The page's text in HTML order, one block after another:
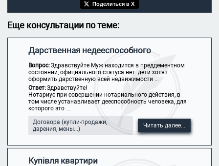
Поделиться в X
Еще консультации по теме:
Дарственная недееспособного
Вопрос:Здравствуйте Муж находится в преддементном
состоянии, официального статуса нет. дети хотят
оформить дарственную всей недвижимости ...
Ответ:Здравствуйте!
Нотариус при совершении нотариального действия, в
том числе устанавливает дееспособность человека, для
которого это ...
Договора (купли-продажи,
дарения, мены...)
Читать далее...
Купівля квартири